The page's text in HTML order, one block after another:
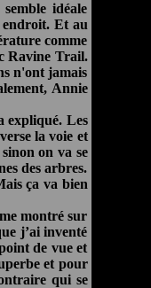
idéale
endroit. Et au
comme
Ravine Trail.
n'ont jamais
Annie
expliqué. Les
la voie et
on va se
des arbres.
ça va bien
montré sur
j’ai inventé
de vue et
et pour
qui se